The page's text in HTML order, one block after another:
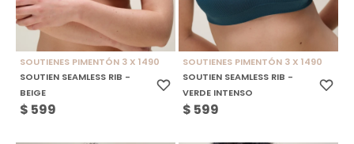
SOUTIENES PIMENTÓN 3 X 1490
SOUTIEN SEAMLESS RIB -
BEIGE
$ 599
SOUTIENES PIMENTÓN 3 X 1490
SOUTIEN SEAMLESS RIB -
VERDE INTENSO
$ 599